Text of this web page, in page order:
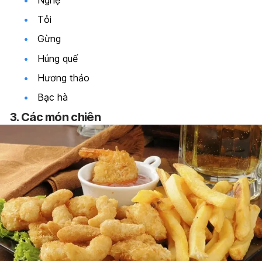
Tỏi
Gừng
Húng quế
Hương thảo
Bạc hà
3. Các món chiên